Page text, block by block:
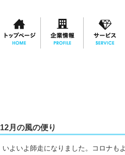
12月の風の便り
いよいよ師走になりました。コロナも